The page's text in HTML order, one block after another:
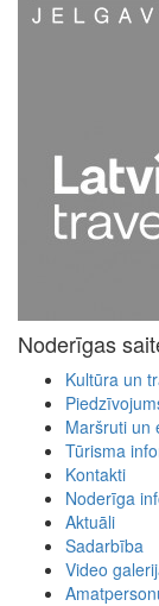
Noderīgas
Kultūra un
Maršruti un
Tūrisma
Kontakti
Noderīga
Aktuāli
Sadarbība
Video